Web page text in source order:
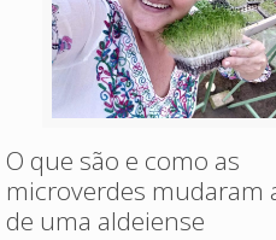
O que são e como as
microverdes mudaram
de uma aldeiense